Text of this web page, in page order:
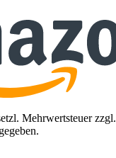
Mehrwertsteuer zzgl.